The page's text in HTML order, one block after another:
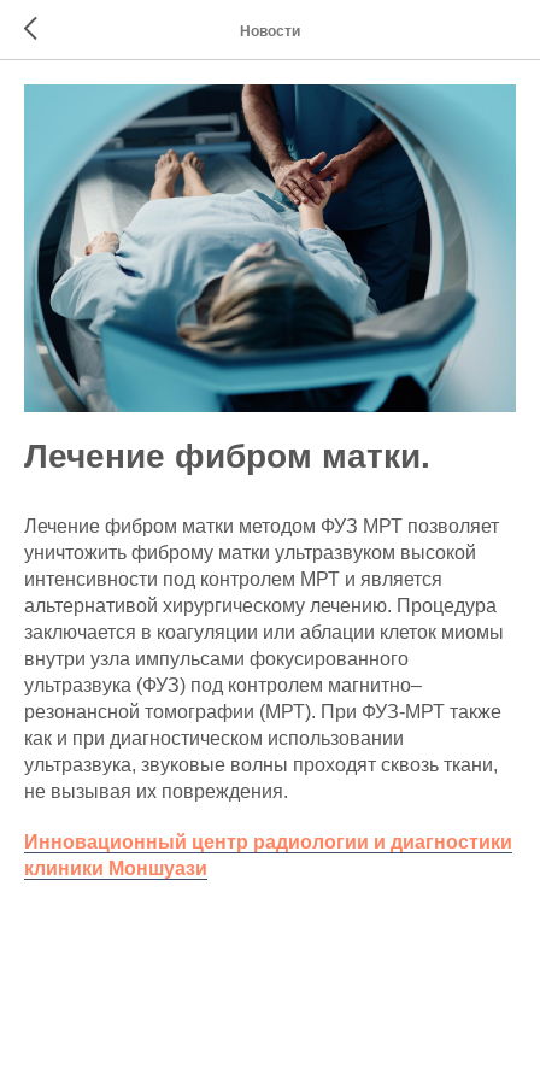
Новости
Лечение фибром матки.
Лечение фибром матки методом ФУЗ МРТ позволяет
уничтожить фиброму матки ультразвуком высокой
интенсивности под контролем МРТ и является
альтернативой хирургическому лечению. Процедура
заключается в коагуляции или аблации клеток миомы
внутри узла импульсами фокусированного
ультразвука (ФУЗ) под контролем магнитно–
резонансной томографии (МРТ). При ФУЗ-МРТ также
как и при диагностическом использовании
ультразвука, звуковые волны проходят сквозь ткани,
не вызывая их повреждения.
Инновационный центр радиологии и диагностики
клиники Моншуази